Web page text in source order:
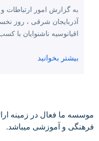
به گزارش امور ارتباطات
آذربایجان شرقی ، روز
اقیانوسیه ناشنوایان با کسب 4
بیشتر بخوانید
موسسه ما فعال در زمینه
فرهنگی و آموزشی میباشد.